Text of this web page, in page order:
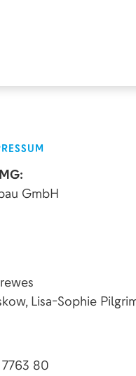
GmbH
Lisa-Sophie
80